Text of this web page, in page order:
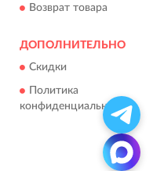
Возврат товара
ДОПОЛНИТЕЛЬНО
Скидки
Политика
конфиденциальности